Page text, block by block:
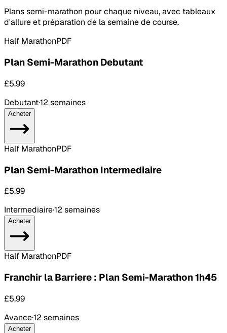
Plans semi-marathon pour chaque niveau, avec tableaux
d'allure et préparation de la semaine de course.
Half MarathonPDF
Plan Semi-Marathon Debutant
£5.99
Debutant·12 semaines
Acheter
Half MarathonPDF
Plan Semi-Marathon Intermediaire
£5.99
Intermediaire·12 semaines
Acheter
Half MarathonPDF
Franchir la Barriere : Plan Semi-Marathon 1h45
£5.99
Avance·12 semaines
Acheter